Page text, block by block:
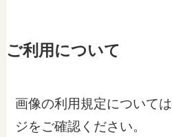
ご利用について
画像の利用規定については
ジをご確認ください。